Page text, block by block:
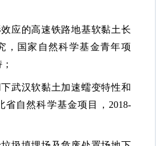
应的高速铁路地基软黏土长
，国家自然科学基金青年项
武汉软黏土加速蠕变特性和
省自然科学基金项目， 2018-